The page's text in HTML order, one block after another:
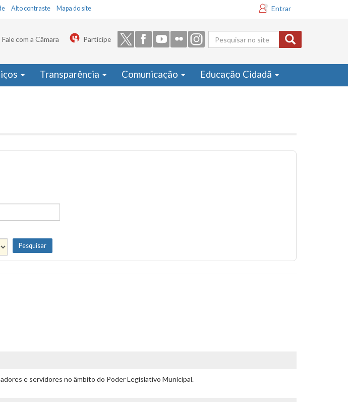
Alto contraste Mapa do site Entrar
Formulário
de busca
Fale com a Câmara Participe
Transparência Comunicação Educação Cidadã
e servidores no âmbito do Poder Legislativo Municipal.